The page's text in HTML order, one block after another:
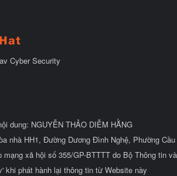
Cyber Security
dung: NGUYỄN THẢO DIỄM HẰNG
nhà HH1, Đường Dương Đình Nghệ, Phường
mạng xã hội số 355/GP-BTTTT do Bộ Thông tin
khi phát hành lại thông tin từ Website này